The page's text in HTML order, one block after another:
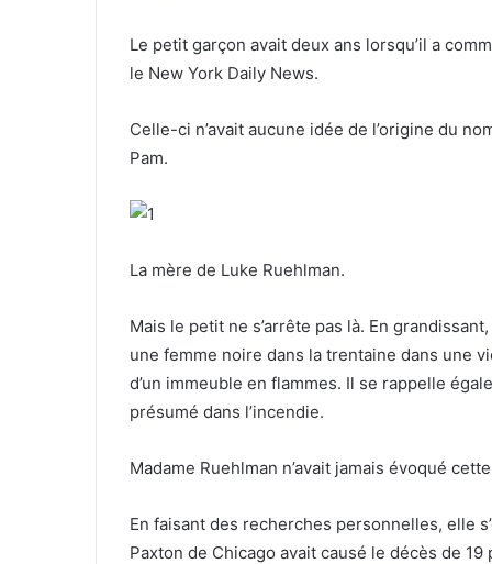
Le petit garçon avait deux ans lorsqu’il a
le New York Daily News.
Celle-ci n’avait aucune idée de l’origine du
Pam.
La mère de Luke Ruehlman.
Mais le petit ne s’arrête pas là. En
une femme noire dans la trentaine dans une
d’un immeuble en flammes. Il se rappelle
présumé dans l’incendie.
Madame Ruehlman n’avait jamais évoqué
En faisant des recherches personnelles, elle
Paxton de Chicago avait causé le décès de